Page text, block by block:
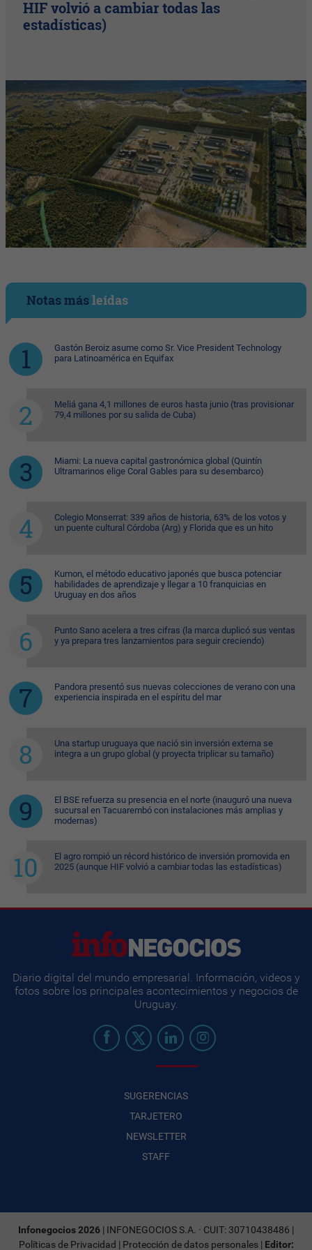
HIF volvió a cambiar todas las
estadísticas)
Notas másleídas
Gastón Beroiz asume como Sr. Vice President Technology
para Latinoamérica en Equifax
Meliá gana 4,1 millones de euros hasta junio (tras provisionar
79,4 millones por su salida de Cuba)
Miami: La nueva capital gastronómica global (Quintín
Ultramarinos elige Coral Gables para su desembarco)
Colegio Monserrat: 339 años de historia, 63% de los votos y
un puente cultural Córdoba (Arg) y Florida que es un hito
Kumon, el método educativo japonés que busca potenciar
habilidades de aprendizaje y llegar a 10 franquicias en
Uruguay en dos años
Punto Sano acelera a tres cifras (la marca duplicó sus ventas
y ya prepara tres lanzamientos para seguir creciendo)
Pandora presentó sus nuevas colecciones de verano con una
experiencia inspirada en el espíritu del mar
Una startup uruguaya que nació sin inversión externa se
integra a un grupo global (y proyecta triplicar su tamaño)
El BSE refuerza su presencia en el norte (inauguró una nueva
sucursal en Tacuarembó con instalaciones más amplias y
modernas)
El agro rompió un récord histórico de inversión promovida en
2025 (aunque HIF volvió a cambiar todas las estadísticas)
Diario digital del mundo empresarial. Información, videos y
fotos sobre los principales acontecimientos y negocios de
Uruguay.
SUGERENCIAS
TARJETERO
NEWSLETTER
STAFF
Infonegocios 2026 | INFONEGOCIOS S.A. · CUIT: 30710438486 |
Políticas de Privacidad | Protección de datos personales| Editor: